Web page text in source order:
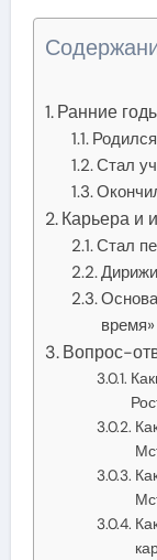
Ранние
Стал
Карьера и
Стал
время»
Вопрос-